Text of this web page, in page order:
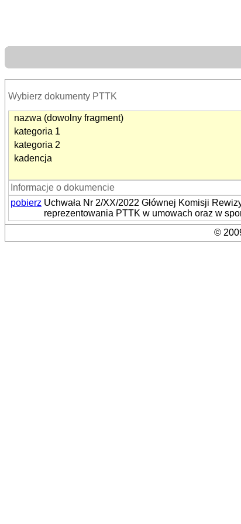
Wybierz dokumenty PTTK
nazwa (dowolny fragment)
kategoria 1
kategoria 2
kadencja
Informacje o dokumencie
pobierz Uchwała Nr 2/XX/2022 Głównej Komisji
reprezentowania PTTK w umowach oraz w
©